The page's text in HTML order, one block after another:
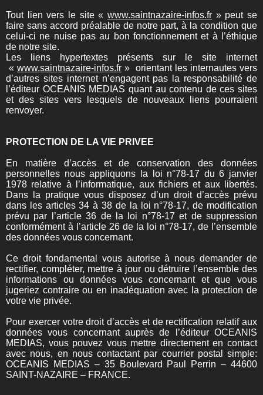
Tout lien vers le site « www.saintnazaire-infos.fr » peut se
faire sans accord préalable de notre part, à la condition que
celui-ci ne nuise pas au bon fonctionnement et à l’éthique
de notre site.
Les liens hypertextes présents sur le site internet
« www.saintnazaire-infos.fr » orientant les internautes vers
d’autres sites internet n’engagent pas la responsabilité de
l’éditeur OCEANIS MEDIAS quant au contenu de ces sites
et des sites vers lesquels de nouveaux liens pourraient
renvoyer.
PROTECTION DE LA VIE PRIVEE
En matière d’accès et de conservation des données
personnelles nous appliquons la loi n°78-17 du 6 janvier
1978 relative à l’informatique, aux fichiers et aux libertés.
Dans la pratique vous disposez d’un droit d’accès prévu
dans les articles 34 à 38 de la loi n°78-17, de modification
prévu par l’article 36 de la loi n°78-17 et de suppression
conformément à l’article 26 de la loi n°78-17, de l’ensemble
des données vous concernant.
Ce droit fondamental vous autorise à nous demander de
rectifier, compléter, mettre à jour ou détruire l’ensemble des
informations ou données vous concernant et que vous
jugeriez contraire ou en inadéquation avec la protection de
votre vie privée.
Pour exercer votre droit d’accès et de rectification relatif aux
données vous concernant auprès de l’éditeur OCEANIS
MEDIAS, vous pouvez vous mettre directement en contact
avec nous, en nous contactant par courrier postal simple:
OCEANIS MEDIAS – 35 Boulevard Paul Perrin – 44600
SAINT-NAZAIRE – FRANCE.